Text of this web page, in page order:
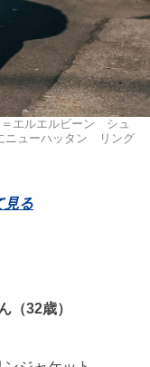
エルエルビーン シュ
ニューハッタン リング
見る
（32歳）